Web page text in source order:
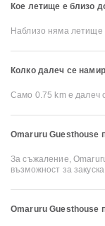
Кое летище е близо
Наблизо няма летище
Колко далеч се
Само 0.75 km е далеч
Omaruru Guesthouse
За съжаление,
възможност за закуска
Omaruru Guesthouse